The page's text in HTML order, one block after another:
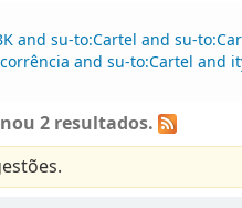
and su-to:Cartel and su-
and su-to:Cartel
2 resultados.